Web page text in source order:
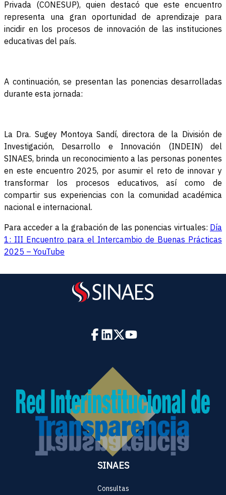
Privada (CONESUP), quien destacó que este encuentro
representa una gran oportunidad de aprendizaje para
incidir en los procesos de innovación de las instituciones
educativas del país.
A continuación, se presentan las ponencias desarrolladas
durante esta jornada:
La Dra. Sugey Montoya Sandí, directora de la División de
Investigación, Desarrollo e Innovación (INDEIN) del
SINAES, brinda un reconocimiento a las personas ponentes
en este encuentro 2025, por asumir el reto de innovar y
transformar los procesos educativos, así como de
compartir sus experiencias con la comunidad académica
nacional e internacional.
Para acceder a la grabación de las ponencias virtuales: Día
1: III Encuentro para el Intercambio de Buenas Prácticas
2025 – YouTube
SINAES
Consultas